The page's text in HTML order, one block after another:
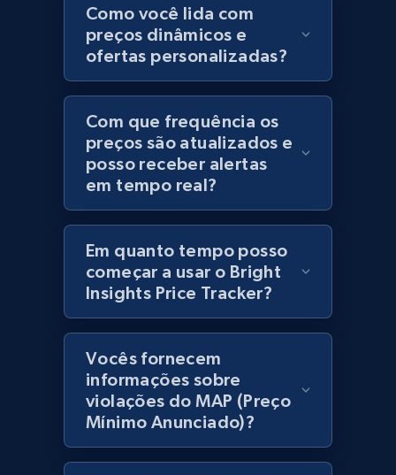
Currency, Colour code, Colour, Description, and
1.2K+ 208+ Comece agora
Best Buy products
URL, Product id, Title, Images, Final price,
Currency, Discount, Initial price, and more.
1.1K+ 149+ Comece agora
products using specified keywords
URL, Product id, Title, Images, Final price,
Currency, Discount, Initial price, and more.
1.1K+ 149+ Comece agora
Como você lida com
preços dinâmicos e
ofertas personalizadas?
Com que frequência os
preços são atualizados e
posso receber alertas
em tempo real?
Em quanto tempo posso
começar a usar o Bright
Insights Price Tracker?
Vocês fornecem
informações sobre
violações do MAP (Preço
Mínimo Anunciado)?